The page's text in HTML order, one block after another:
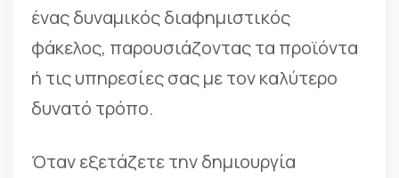
ένας δυναμικός διαφημιστικός
φάκελος, παρουσιάζοντας τα προϊόντα
ή τις υπηρεσίες σας με τον καλύτερο
δυνατό τρόπο.
Όταν εξετάζετε την δημιουργία